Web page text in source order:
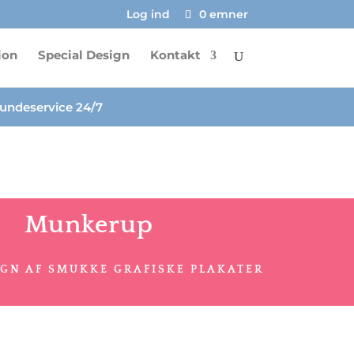
Log ind 0 emner
Special Design Kontakt
24/7
Munkerup
AF SMUKKE GRAFISKE PLAKATER